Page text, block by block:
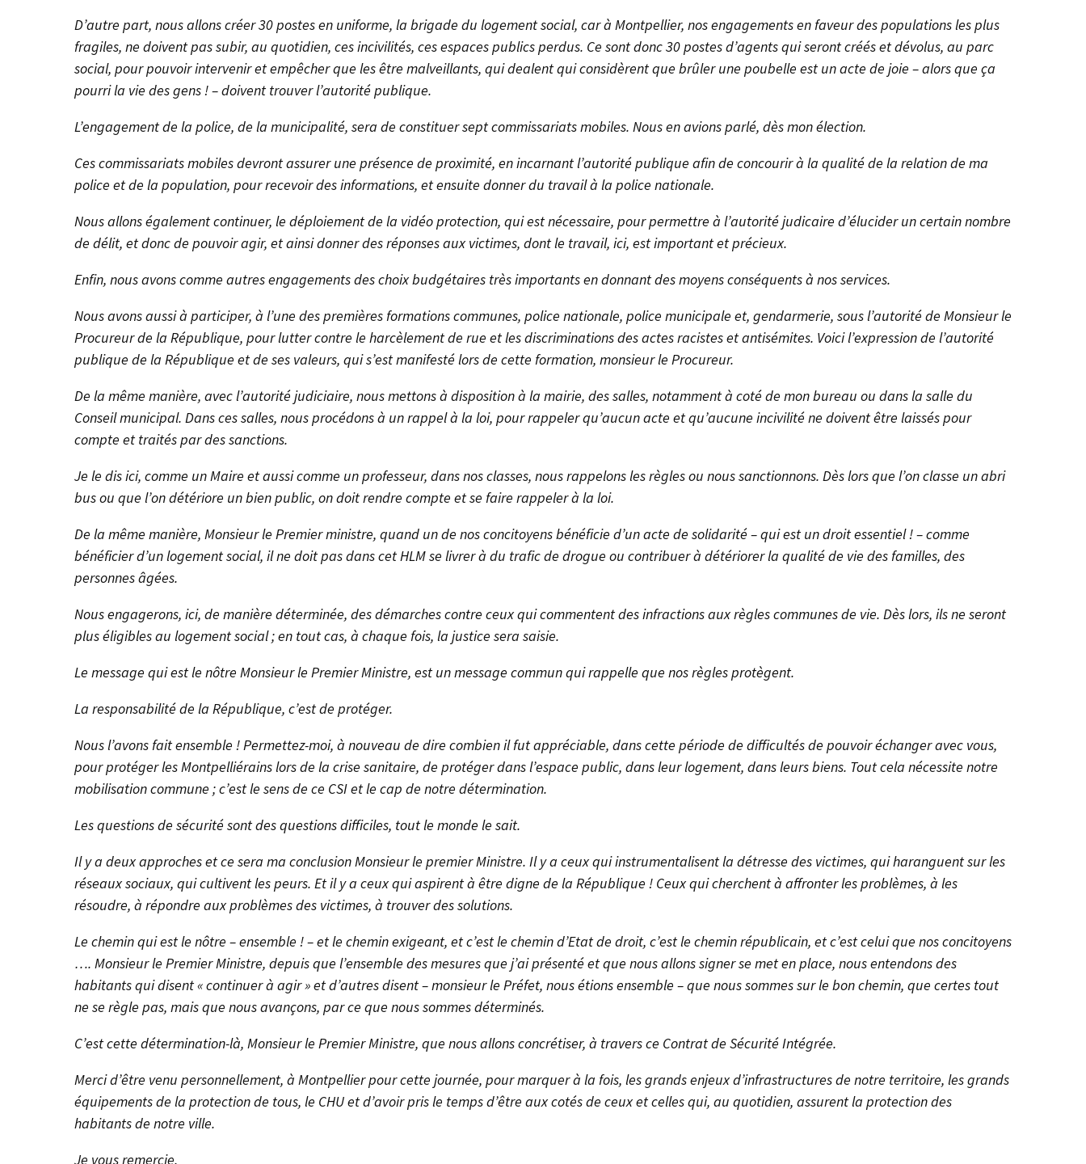
D’autre part, nous allons créer 30 postes en uniforme, la brigade du logement social, car à Montpellier, nos engagements en faveur des populations les plus
fragiles, ne doivent pas subir, au quotidien, ces incivilités, ces espaces publics perdus. Ce sont donc 30 postes d’agents qui seront créés et dévolus, au parc
social, pour pouvoir intervenir et empêcher que les être malveillants, qui dealent qui considèrent que brûler une poubelle est un acte de joie – alors que ça
pourri la vie des gens ! – doivent trouver l’autorité publique.
L’engagement de la police, de la municipalité, sera de constituer sept commissariats mobiles. Nous en avions parlé, dès mon élection.
Ces commissariats mobiles devront assurer une présence de proximité, en incarnant l’autorité publique afin de concourir à la qualité de la relation de ma
police et de la population, pour recevoir des informations, et ensuite donner du travail à la police nationale.
Nous allons également continuer, le déploiement de la vidéo protection, qui est nécessaire, pour permettre à l’autorité judicaire d’élucider un certain nombre
de délit, et donc de pouvoir agir, et ainsi donner des réponses aux victimes, dont le travail, ici, est important et précieux.
Enfin, nous avons comme autres engagements des choix budgétaires très importants en donnant des moyens conséquents à nos services.
Nous avons aussi à participer, à l’une des premières formations communes, police nationale, police municipale et, gendarmerie, sous l’autorité de Monsieur le
Procureur de la République, pour lutter contre le harcèlement de rue et les discriminations des actes racistes et antisémites. Voici l’expression de l’autorité
publique de la République et de ses valeurs, qui s’est manifesté lors de cette formation, monsieur le Procureur.
De la même manière, avec l’autorité judiciaire, nous mettons à disposition à la mairie, des salles, notamment à coté de mon bureau ou dans la salle du
Conseil municipal. Dans ces salles, nous procédons à un rappel à la loi, pour rappeler qu’aucun acte et qu’aucune incivilité ne doivent être laissés pour
compte et traités par des sanctions.
Je le dis ici, comme un Maire et aussi comme un professeur, dans nos classes, nous rappelons les règles ou nous sanctionnons. Dès lors que l’on classe un abri
bus ou que l’on détériore un bien public, on doit rendre compte et se faire rappeler à la loi.
De la même manière, Monsieur le Premier ministre, quand un de nos concitoyens bénéficie d’un acte de solidarité – qui est un droit essentiel ! – comme
bénéficier d’un logement social, il ne doit pas dans cet HLM se livrer à du trafic de drogue ou contribuer à détériorer la qualité de vie des familles, des
personnes âgées.
Nous engagerons, ici, de manière déterminée, des démarches contre ceux qui commentent des infractions aux règles communes de vie. Dès lors, ils ne seront
plus éligibles au logement social ; en tout cas, à chaque fois, la justice sera saisie.
Le message qui est le nôtre Monsieur le Premier Ministre, est un message commun qui rappelle que nos règles protègent.
La responsabilité de la République, c’est de protéger.
Nous l’avons fait ensemble ! Permettez-moi, à nouveau de dire combien il fut appréciable, dans cette période de difficultés de pouvoir échanger avec vous,
pour protéger les Montpelliérains lors de la crise sanitaire, de protéger dans l’espace public, dans leur logement, dans leurs biens. Tout cela nécessite notre
mobilisation commune ; c’est le sens de ce CSI et le cap de notre détermination.
Les questions de sécurité sont des questions difficiles, tout le monde le sait.
Il y a deux approches et ce sera ma conclusion Monsieur le premier Ministre. Il y a ceux qui instrumentalisent la détresse des victimes, qui haranguent sur les
réseaux sociaux, qui cultivent les peurs. Et il y a ceux qui aspirent à être digne de la République ! Ceux qui cherchent à affronter les problèmes, à les
résoudre, à répondre aux problèmes des victimes, à trouver des solutions.
Le chemin qui est le nôtre – ensemble ! – et le chemin exigeant, et c’est le chemin d’Etat de droit, c’est le chemin républicain, et c’est celui que nos concitoyens
…. Monsieur le Premier Ministre, depuis que l’ensemble des mesures que j’ai présenté et que nous allons signer se met en place, nous entendons des
habitants qui disent « continuer à agir » et d’autres disent – monsieur le Préfet, nous étions ensemble – que nous sommes sur le bon chemin, que certes tout
ne se règle pas, mais que nous avançons, par ce que nous sommes déterminés.
C’est cette détermination-là, Monsieur le Premier Ministre, que nous allons concrétiser, à travers ce Contrat de Sécurité Intégrée.
Merci d’être venu personnellement, à Montpellier pour cette journée, pour marquer à la fois, les grands enjeux d’infrastructures de notre territoire, les grands
équipements de la protection de tous, le CHU et d’avoir pris le temps d’être aux cotés de ceux et celles qui, au quotidien, assurent la protection des
habitants de notre ville.
Je vous remercie.